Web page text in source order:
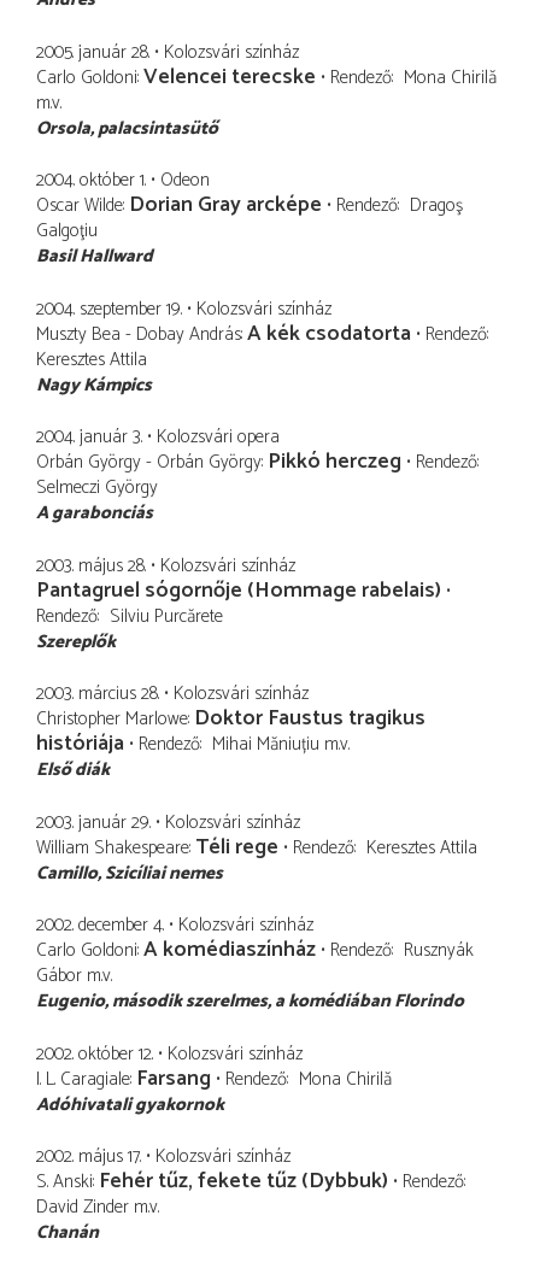
2005. január 28. Kolozsvári színház
Carlo Goldoni Velencei terecske Rendező Mona Chirilă
m.v.
Orsola palacsintasütő
2004. október 1. Odeon
Oscar Wilde Dorian Gray arcképe Rendező Dragoş
Galgoţiu
Basil Hallward
2004. szeptember 19. Kolozsvári színház
Muszty Bea - Dobay András A kék csodatorta Rendező
Keresztes Attila
Nagy Kámpics
2004. január 3. Kolozsvári opera
Orbán György - Orbán György Pikkó herczeg Rendező
Selmeczi György
A garabonciás
2003. május 28. Kolozsvári színház
Pantagruel sógornője (Hommage rabelais)
Rendező Silviu Purcărete
Szereplők
2003. március 28. Kolozsvári színház
Christopher Marlowe Doktor Faustus tragikus
históriája Rendező Mihai Măniuțiu m.v.
Első diák
2003. január 29. Kolozsvári színház
William Shakespeare Téli rege Rendező Keresztes Attila
Camillo Szicíliai nemes
2002. december 4. Kolozsvári színház
Carlo Goldoni A komédiaszínház Rendező Rusznyák
Gábor m.v.
Eugenio második szerelmes, a komédiában Florindo
2002. október 12. Kolozsvári színház
I. L. Caragiale Farsang Rendező Mona Chirilă
Adóhivatali gyakornok
2002. május 17. Kolozsvári színház
S. Anski Fehér tűz, fekete tűz (Dybbuk) Rendező
David Zinder m.v.
Chanán